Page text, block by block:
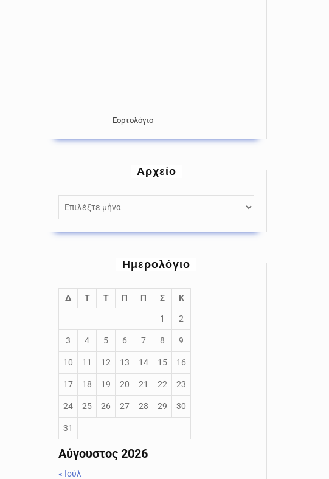
Εορτολόγιο
Αρχείο
Ημερολόγιο
Αύγουστος 2026
Δ Τ Τ Π Π Σ Κ
1 2
3 4 5 6 7 8 9
10 11 12 13 14 15 16
17 18 19 20 21 22 23
24 25 26 27 28 29 30
31
« Ιούλ